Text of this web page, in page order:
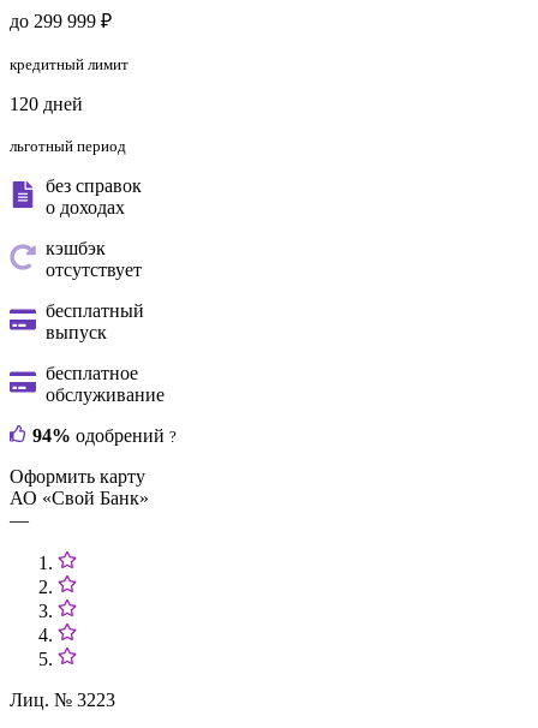
до 299 999 ₽
кредитный лимит
120 дней
льготный период
без справок
о доходах
кэшбэк
отсутствует
бесплатный
выпуск
бесплатное
обслуживание
94% одобрений ?
Оформить карту
АО «Свой Банк»
—
Лиц. № 3223